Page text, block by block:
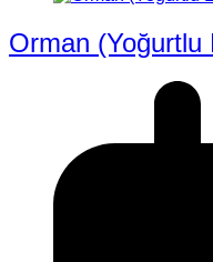
Orman (Yoğurtlu